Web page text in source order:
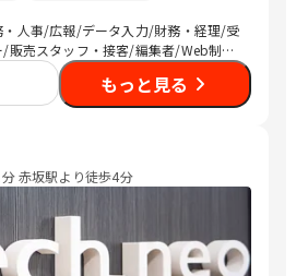
人事/広報/データ入力/財務・経理/受
売スタッフ・接客/編集者/Web制作/
イナー/ライター/SEプログラマ/CAD
ルパー/保育士/農作業/マーケティン
もっと見る
赤坂駅より徒歩4分